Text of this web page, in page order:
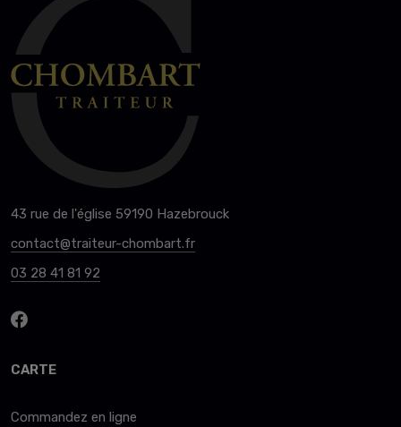
43 rue de l'église 59190 Hazebrouck
contact@traiteur-chombart.fr
03 28 41 81 92
CARTE
Commandez en ligne